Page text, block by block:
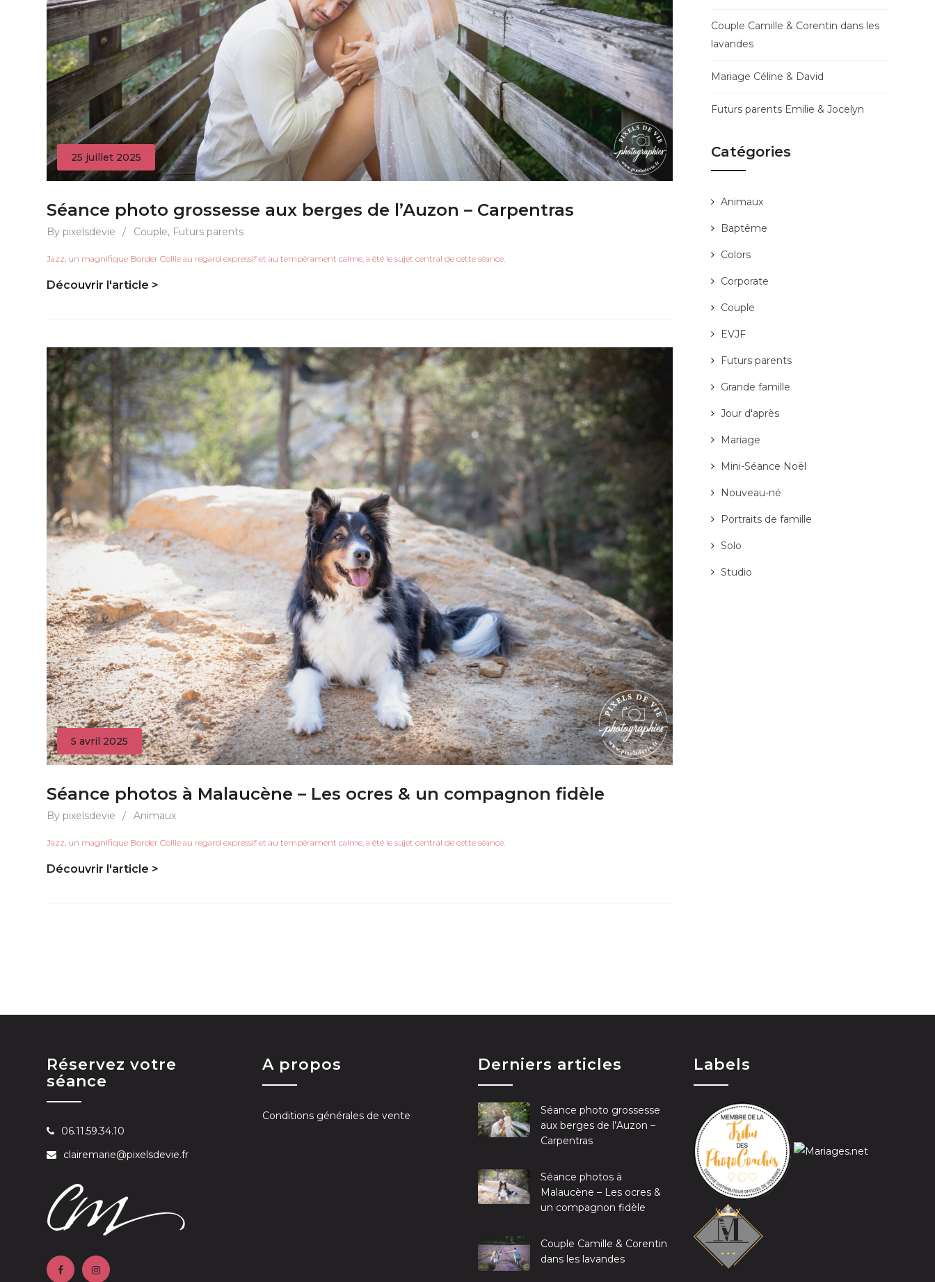
25 juillet 2025
Séance photo grossesse aux berges de l’Auzon – Carpentras
By pixelsdevie / Couple, Futurs parents
Jazz, un magnifique Border Collie au regard expressif et au tempérament calme, a été le sujet central de cette séance.
Découvrir l'article >
5 avril 2025
Séance photos à Malaucène – Les ocres & un compagnon fidèle
By pixelsdevie / Animaux
Jazz, un magnifique Border Collie au regard expressif et au tempérament calme, a été le sujet central de cette séance.
Découvrir l'article >
Couple Camille & Corentin dans les
lavandes
Mariage Céline & David
Futurs parents Emilie & Jocelyn
Catégories
Animaux
Baptême
Colors
Corporate
Couple
EVJF
Futurs parents
Grande famille
Jour d'après
Mariage
Mini-Séance Noël
Nouveau-né
Portraits de famille
Solo
Studio
Réservez votre
séance
06.11.59.34.10
clairemarie@pixelsdevie.fr
A propos
Conditions générales de vente
Derniers articles
Séance photo grossesse
aux berges de l’Auzon –
Carpentras
Séance photos à
Malaucène – Les ocres &
un compagnon fidèle
Couple Camille & Corentin
dans les lavandes
Labels